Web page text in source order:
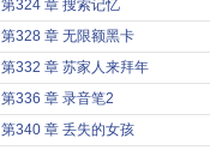
第324 章 搜索记忆
第328 章 无限额黑卡
第332 章 苏家人来拜年
第336 章 录音笔2
第340 章 丢失的女孩